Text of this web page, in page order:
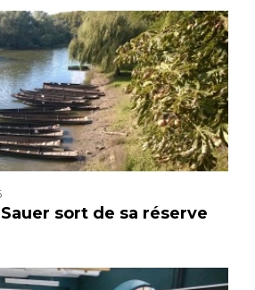
sort de sa réserve